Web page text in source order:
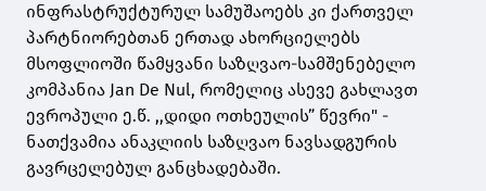
ინფრასტრუქტურულ სამუშაოებს კი ქართველ
პარტნიორებთან ერთად ახორციელებს
მსოფლიოში წამყვანი საზღვაო-სამშენებელო
კომპანია Jan De Nul, რომელიც ასევე გახლავთ
ევროპული ე.წ. ,,დიდი ოთხეულის” წევრი" -
ნათქვამია ანაკლიის საზღვაო ნავსადგურის
გავრცელებულ განცხადებაში.